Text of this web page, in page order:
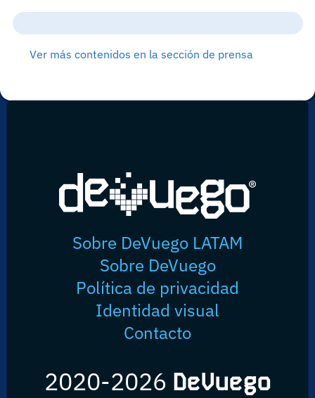
Ver más contenidos en la sección de prensa
Sobre DeVuego LATAM
Sobre DeVuego
Política de privacidad
Identidad visual
Contacto
2020-2026 DeVuego